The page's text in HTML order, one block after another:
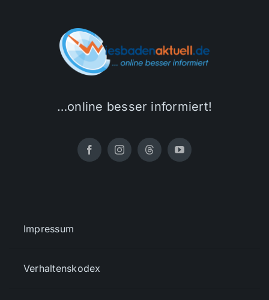
…online besser informiert!
Impressum
Verhaltenskodex